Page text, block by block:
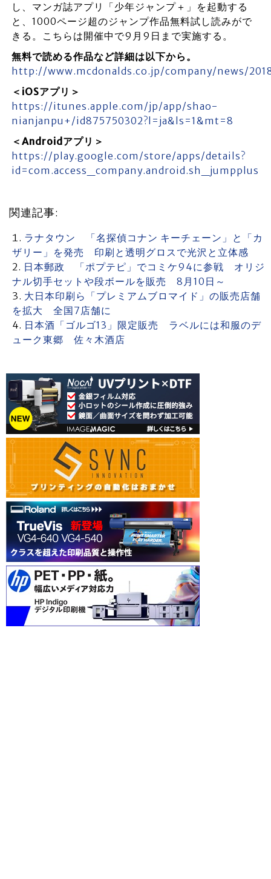
し、マンガ誌アプリ「少年ジャンプ＋」を起動する
と、1000ページ超のジャンプ作品無料試し読みがで
きる。こちらは開催中で9月9日まで実施する。
無料で読める作品など詳細は以下から。
http://www.mcdonalds.co.jp/company/news/
＜iOSアプリ＞
https://itunes.apple.com/jp/app/shao-
nianjanpu+/id875750302?l=ja&ls=1&mt=8
＜Androidアプリ＞
https://play.google.com/store/apps/details?
id=com.access_company.android.sh_jumpplus
関連記事:
ラナタウン 「名探偵コナン キーチェーン」と「カ
ザリー」を発売 印刷と透明グロスで光沢と立体感
日本郵政 「ポプテピ」でコミケ94に参戦 オリジ
ナル切手セットや段ボールを販売 8月10日～
大日本印刷ら「プレミアムブロマイド」の販売店舗
を拡大 全国7店舗に
日本酒「ゴルゴ13」限定販売 ラベルには和服のデ
ューク東郷 佐々木酒店